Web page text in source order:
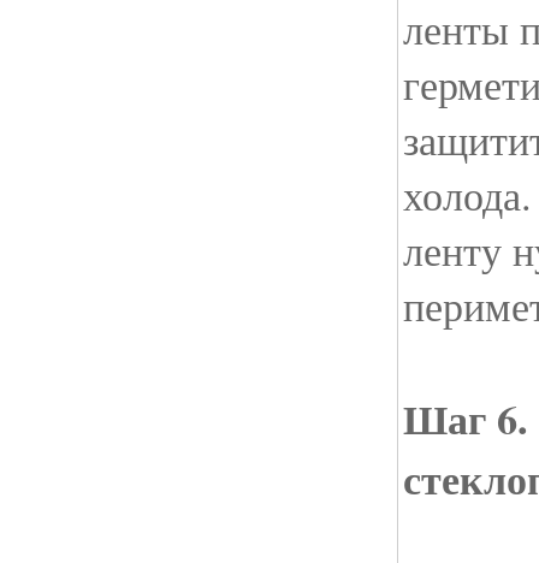
ленты
ленту
Шаг 6.